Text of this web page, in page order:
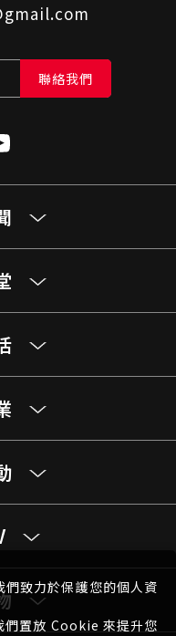
聯絡我們
致力於保護您的個人資
們置放 Cookie 來提升您